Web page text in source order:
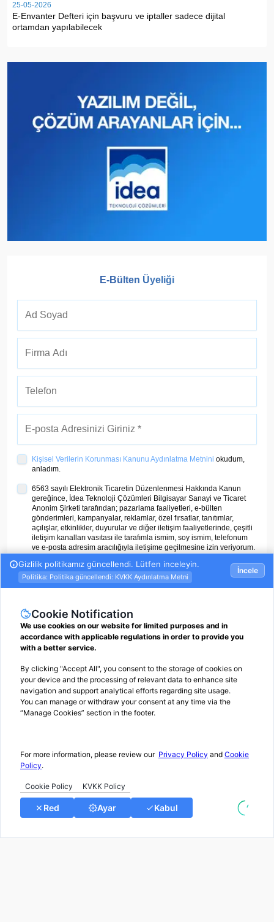
25-05-2026
E-Envanter Defteri için başvuru ve iptaller sadece dijital
ortamdan yapılabilecek
E-Bülten Üyeliği
Kişisel Verilerin Korunması Kanunu Aydınlatma Metnini okudum,
anladım.
6563 sayılı Elektronik Ticaretin Düzenlenmesi Hakkında Kanun
gereğince, İdea Teknoloji Çözümleri Bilgisayar Sanayi ve Ticaret
Anonim Şirketi tarafından; pazarlama faaliyetleri, e-bülten
gönderimleri, kampanyalar, reklamlar, özel fırsatlar, tanıtımlar,
açılışlar, etkinlikler, duyurular ve diğer iletişim faaliyetlerinde, çeşitli
iletişim kanalları vasıtası ile tarafımla ismim, soy ismim, telefonum
ve e-posta adresim aracılığıyla iletişime geçilmesine izin veriyorum.
ÜYE OL